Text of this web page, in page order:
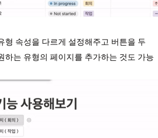
형 속성을 다르게 설정해주고 버튼을 두
하는 유형의 페이지를 추가하는 것도 가능